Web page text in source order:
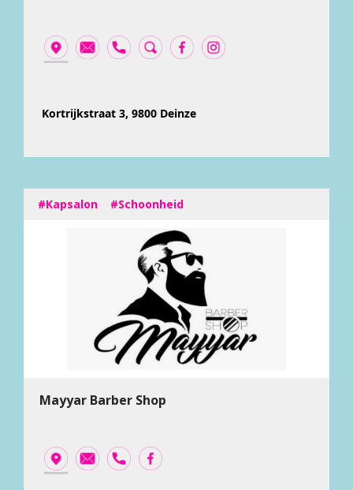
Kortrijkstraat 3, 9800 Deinze
#Kapsalon #Schoonheid
Mayyar Barber Shop